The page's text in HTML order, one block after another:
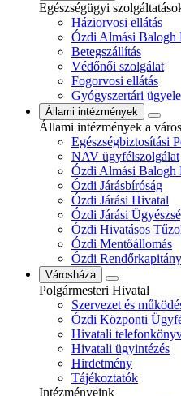
Egészségügyi
Háziorvosi ellátás
Ózdi Almási Balogh
Betegszállítás
Védőnői szolgálat
Fogorvosi ellátás
Gyógyszertári
Állami intézmények
Állami intézmények a
Egészségbiztosítási
NAV ügyfélszolgálat
Ózdi Almási Balogh
Ózdi Járásbíróság
Ózdi Járási Hivatal
Ózdi Járási
Ózdi Hivatásos
Ózdi Mentőállomás
Ózdi
Városháza
Polgármesteri Hivatal
Szervezet és
Ózdi Központi
Hivatali
Hivatali ügyintézés
Hirdetmény
Tájékoztatók
Intézményeink